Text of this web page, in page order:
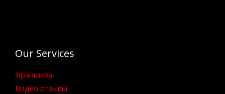
Our Services
Франшиза
Видео отзывы